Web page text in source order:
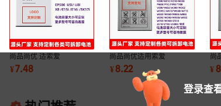
尚品尚优 适索爱
U5i/U8i/X8/E15i/E16i/SK17i
900mAh EP500锂电池
¥7.48
尚品尚优适用索爱
W302/W595C/W610/W660/
BST33锂电池
¥8.22
尚
¥
登录查